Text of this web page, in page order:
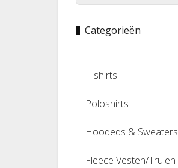
Categorieën
T-shirts
Poloshirts
Hoodeds & Sweaters
Fleece Vesten/Truien